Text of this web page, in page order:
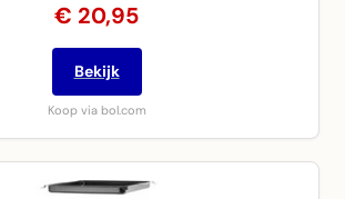
€ 20,95
Bekijk
Koop via bol.com